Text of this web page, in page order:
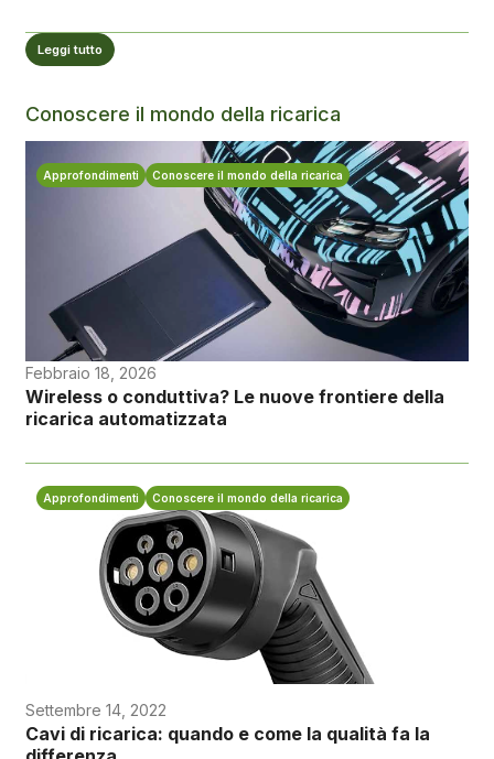
Leggi tutto
Conoscere il mondo della ricarica
Approfondimenti Conoscere il mondo della ricarica
Febbraio 18, 2026
Wireless o conduttiva? Le nuove frontiere della
ricarica automatizzata
Approfondimenti Conoscere il mondo della ricarica
Settembre 14, 2022
Cavi di ricarica: quando e come la qualità fa la